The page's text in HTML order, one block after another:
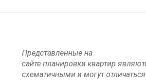
Представленные на
сайте планировки квартир
схематичными и могут